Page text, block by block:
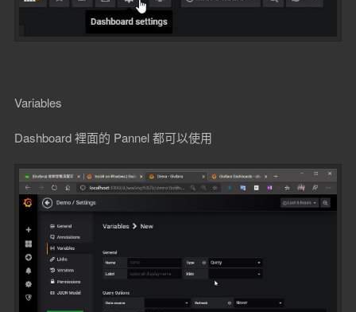
Variables
Dashboard 裡面的 Pannel 都可以使用